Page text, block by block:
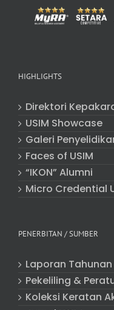
HIGHLIGHTS
Direktori
USIM Showcase
Galeri
Faces of USIM
“IKON” Alumni
Micro Credential
PENERBITAN / SUMBER
Laporan Tahunan
Pekeliling &
Koleksi Keratan